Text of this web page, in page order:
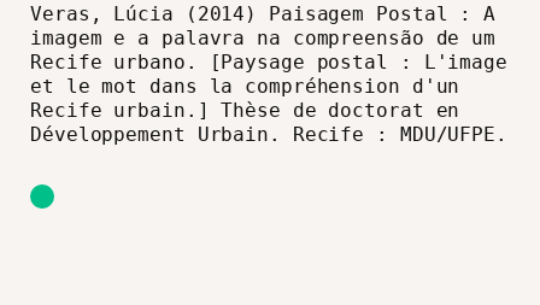
Veras, Lúcia (2014) Paisagem Postal : A
imagem e a palavra na compreensão de um
Recife urbano. [Paysage postal : L'image
et le mot dans la compréhension d'un
Recife urbain.] Thèse de doctorat en
Développement Urbain. Recife : MDU/UFPE.